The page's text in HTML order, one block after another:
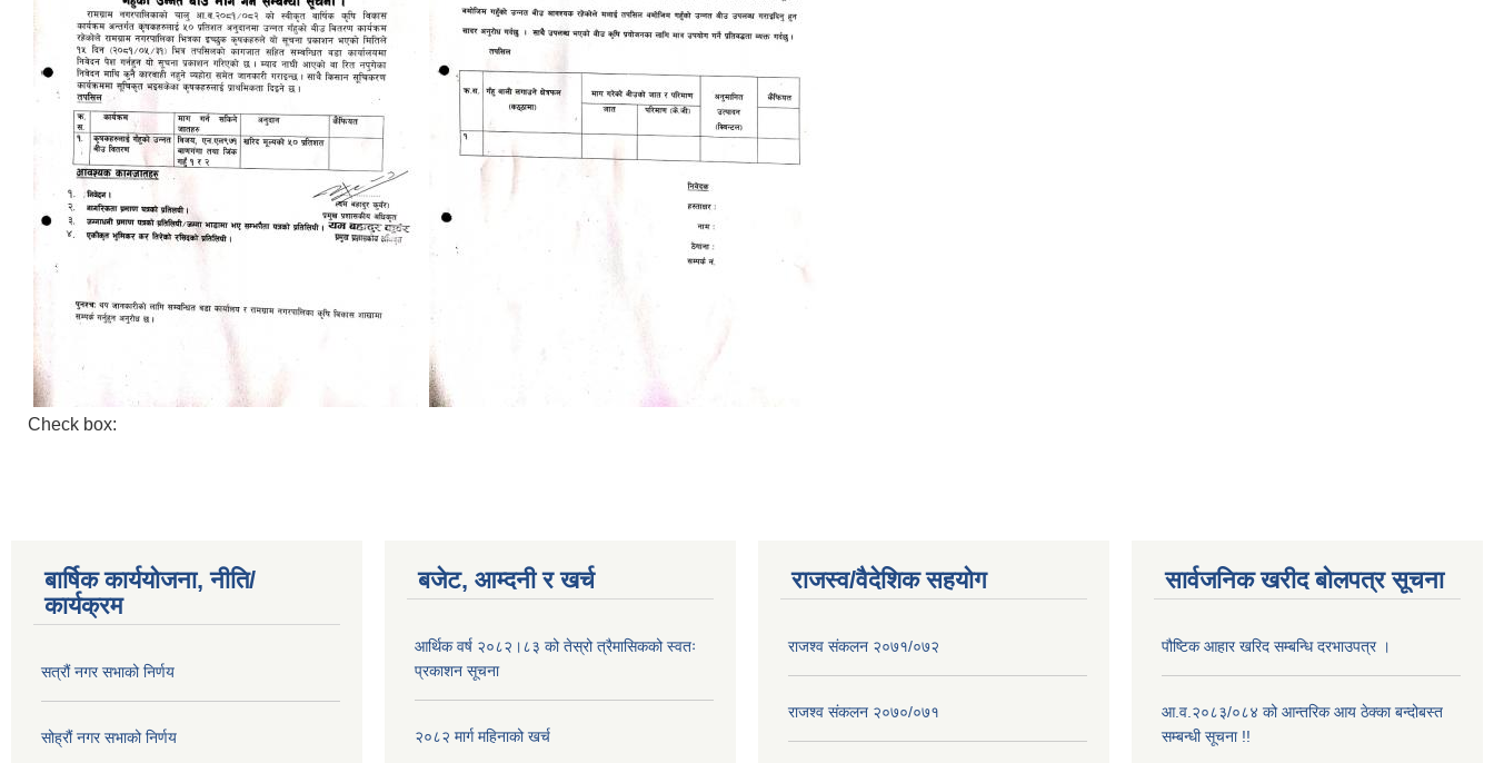
Check box:
बार्षिक कार्ययोजना, नीति/
कार्यक्रम
सत्रौं नगर सभाको निर्णय
सोह्रौं नगर सभाको निर्णय
बजेट, आम्दनी र खर्च
आर्थिक वर्ष २०८२।८३ को तेस्रो त्रैमासिकको स्वतः
प्रकाशन सूचना
२०८२ मार्ग महिनाको खर्च
राजस्व/वैदेशिक सहयोग
राजश्व संकलन २०७१/०७२
राजश्व संकलन २०७०/०७१
सार्वजनिक खरीद बोलपत्र सूचना
पौष्टिक आहार खरिद सम्बन्धि दरभाउपत्र ।
आ.व.२०८३/०८४ को आन्तरिक आय ठेक्का बन्दोबस्त
सम्बन्धी सूचना !!